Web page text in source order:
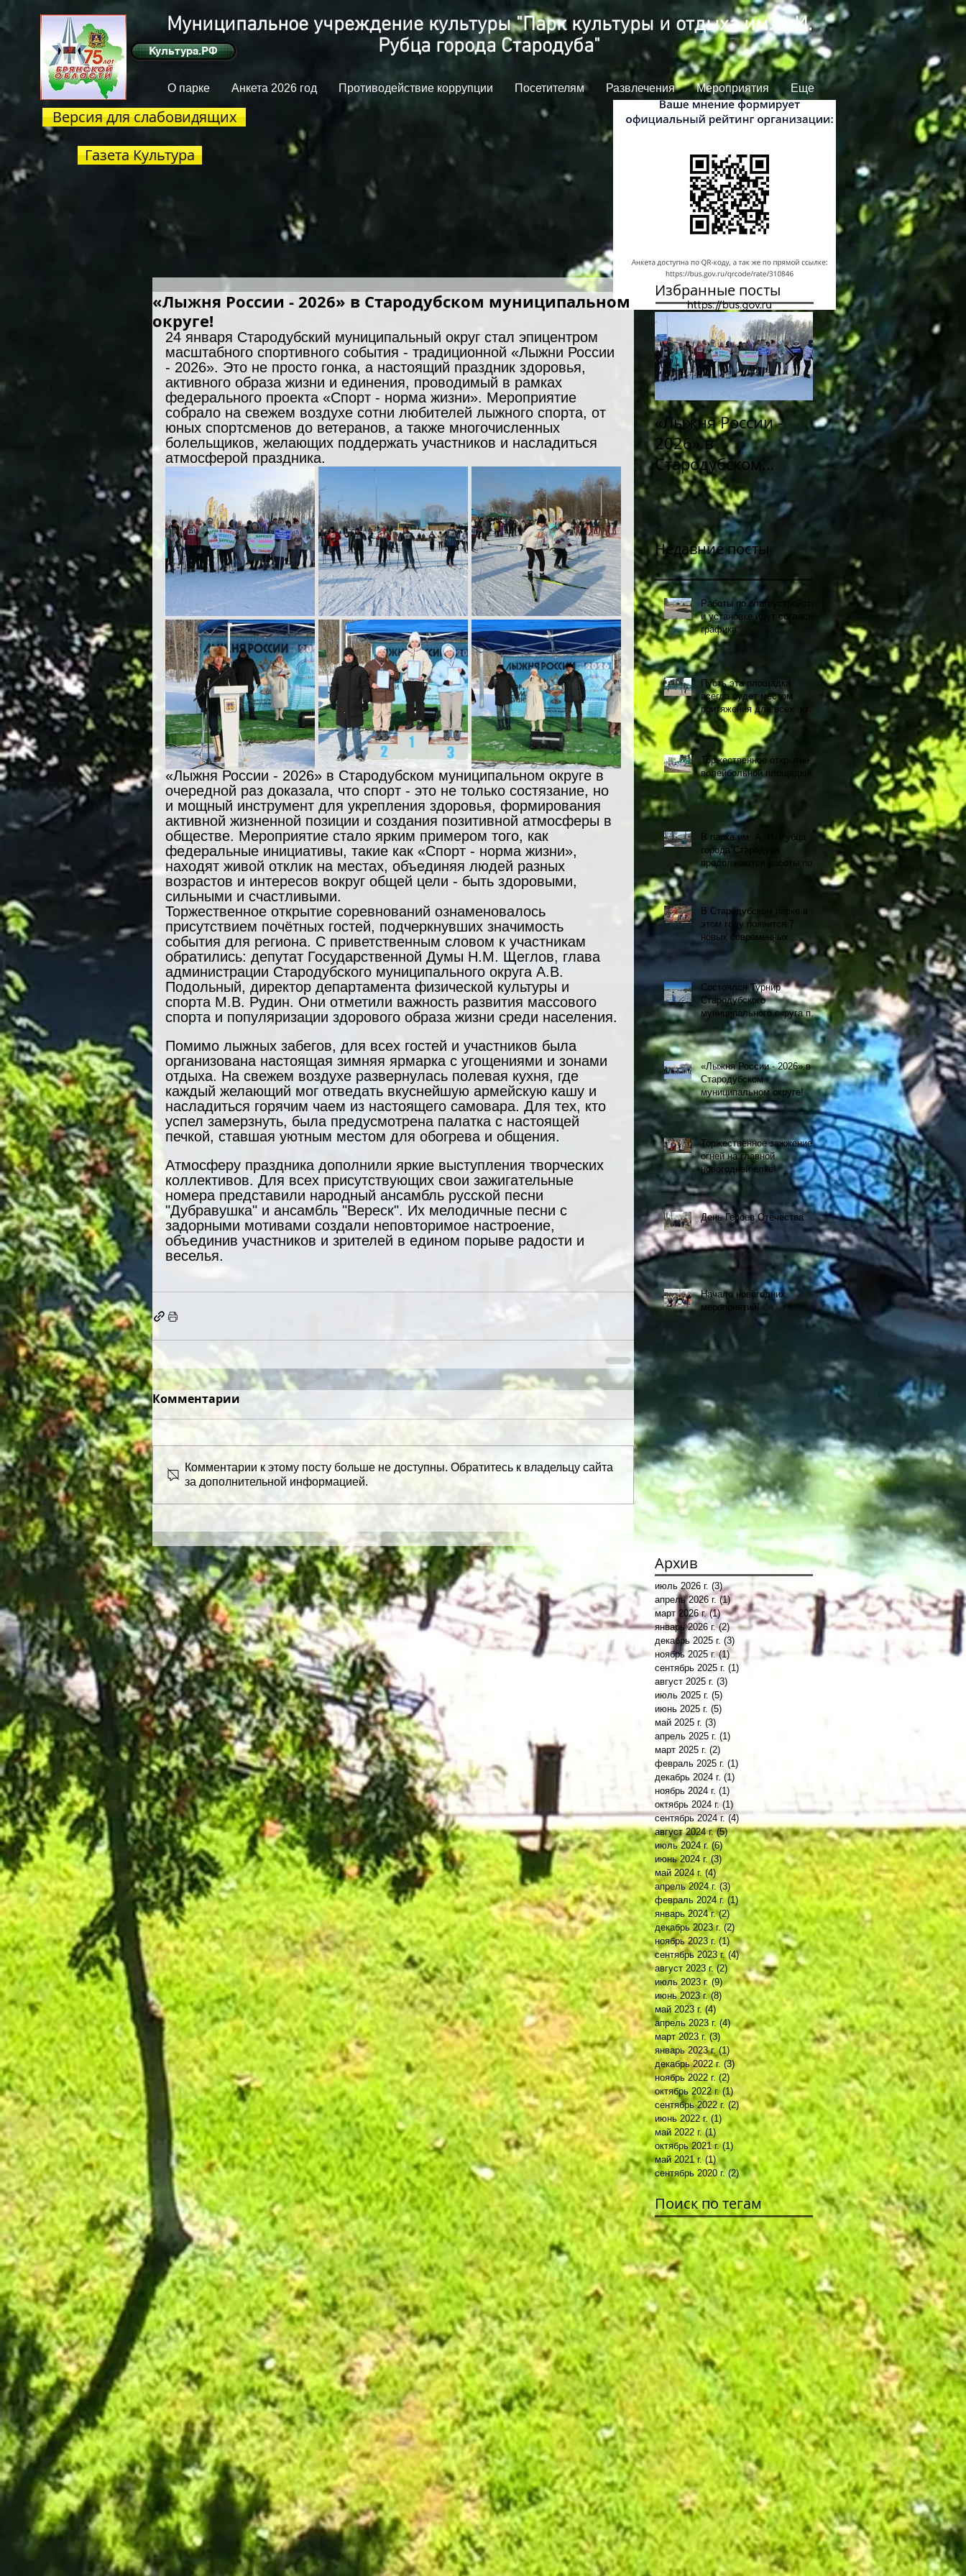
О парке Анкета 2026 год Противодействие коррупции Посетителям Развлечения Мероприятия Еще
Муниципальное учреждение культуры "Парк культуры и отдыха им. А.И.
Рубца города Стародуба"
Культура.РФ
Версия для слабовидящих
Газета Культура
«Лыжня России - 2026» в Стародубском муниципальном
округе!
24 января Стародубский муниципальный округ стал эпицентром
масштабного спортивного события - традиционной «Лыжни России
- 2026». Это не просто гонка, а настоящий праздник здоровья,
активного образа жизни и единения, проводимый в рамках
федерального проекта «Спорт - норма жизни». Мероприятие
собрало на свежем воздухе сотни любителей лыжного спорта, от
юных спортсменов до ветеранов, а также многочисленных
болельщиков, желающих поддержать участников и насладиться
атмосферой праздника.
«Лыжня России - 2026» в Стародубском муниципальном округе в
очередной раз доказала, что спорт - это не только состязание, но
и мощный инструмент для укрепления здоровья, формирования
активной жизненной позиции и создания позитивной атмосферы в
обществе. Мероприятие стало ярким примером того, как
федеральные инициативы, такие как «Спорт - норма жизни»,
находят живой отклик на местах, объединяя людей разных
возрастов и интересов вокруг общей цели - быть здоровыми,
сильными и счастливыми.
Торжественное открытие соревнований ознаменовалось
присутствием почётных гостей, подчеркнувших значимость
события для региона. С приветственным словом к участникам
обратились: депутат Государственной Думы Н.М. Щеглов, глава
администрации Стародубского муниципального округа А.В.
Подольный, директор департамента физической культуры и
спорта М.В. Рудин. Они отметили важность развития массового
спорта и популяризации здорового образа жизни среди населения.
Помимо лыжных забегов, для всех гостей и участников была
организована настоящая зимняя ярмарка с угощениями и зонами
отдыха. На свежем воздухе развернулась полевая кухня, где
каждый желающий мог отведать вкуснейшую армейскую кашу и
насладиться горячим чаем из настоящего самовара. Для тех, кто
успел замерзнуть, была предусмотрена палатка с настоящей
печкой, ставшая уютным местом для обогрева и общения.
Атмосферу праздника дополнили яркие выступления творческих
коллективов. Для всех присутствующих свои зажигательные
номера представили народный ансамбль русской песни
"Дубравушка" и ансамбль "Вереск". Их мелодичные песни с
задорными мотивами создали неповторимое настроение,
объединив участников и зрителей в едином порыве радости и
веселья.
Комментарии
Комментарии к этому посту больше не доступны. Обратитесь к владельцу сайта
за дополнительной информацией.
Избранные посты
«Лыжня России -
2026» в
Стародубском
муниципальном
округе!
Митинг «Память в
сердцах
поколений»,
посвященный 80-й
годовщине Победы
советского народа
Отечественной
войне 1941-1945
годов
Недавние посты
Работы по благоустройству
и установке идут согласно
графика
Пусть эта площадка
всегда будет местом
притяжения для всех, кто
любит спорт и активный
образ жизни!
Торжественное открытие
волейбольной площадки!
В парке им. А. И. Рубца
города Стародуба
продолжаются работы по
установке современных
аттракционов.
В Стародубском парке в
этом году появится 7
новых современных
аттракционов.
Состоялся Турнир
Стародубского
муниципального округа по
рыбной ловле на
мормышку со льда
«Лыжня России - 2026» в
Стародубском
муниципальном округе!
Торжественное зажжение
огней на главной
новогодней ёлке!
День Героев Отечества
Начало новогодних
мероприятий!
Архив
июль 2026 г. (3)3 поста
апрель 2026 г. (1)1 пост
март 2026 г. (1)1 пост
январь 2026 г. (2)2 поста
декабрь 2025 г. (3) 3 поста
ноябрь 2025 г. (1)1 пост
сентябрь 2025 г. (1)
август 2025 г. (3)
июль 2025 г. (5)
июнь 2025 г. (5)
май 2025 г. (3)
апрель 2025 г. (1)
март 2025 г. (2)
февраль 2025 г. (1)
декабрь 2024 г. (1)
ноябрь 2024 г. (1)
октябрь 2024 г. (1)
сентябрь 2024 г. (4)
август 2024 г. (5)5 постов
июль 2024 г. (6)6 постов
июнь 2024 г. (3)3 поста
май 2024 г. (4)4 поста
апрель 2024 г. (3)3 поста
февраль 2024 г. (1)1 пост
январь 2024 г. (2) 2 поста
декабрь 2023 г. (2)2 поста
ноябрь 2023 г. (1)1 пост
сентябрь 2023 г. (4)4 поста
август 2023 г. (2) 2 поста
июль 2023 г. (9)9 постов
июнь 2023 г. (8) 8 постов
май 2023 г. (4) 4 поста
апрель 2023 г. (4)4 поста
март 2023 г. (3)3 поста
январь 2023 г. (1)1 пост
декабрь 2022 г. (3)3 поста
ноябрь 2022 г. (2) 2 поста
октябрь 2022 г. (1)1 пост
сентябрь 2022 г. (2)2 поста
июнь 2022 г. (1) 1 пост
май 2022 г. (1) 1 пост
октябрь 2021 г. (1) 1 пост
май 2021 г. (1)1 пост
сентябрь 2020 г. (2)2 поста
Поиск по тегам